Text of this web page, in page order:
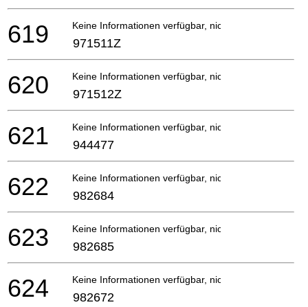
Keine Informationen verfügbar, nicht bestellbar
619 971511Z
Keine Informationen verfügbar, nicht bestellbar
620 971512Z
Keine Informationen verfügbar, nicht bestellbar
621 944477
Keine Informationen verfügbar, nicht bestellbar
622 982684
Keine Informationen verfügbar, nicht bestellbar
623 982685
Keine Informationen verfügbar, nicht bestellbar
624 982672